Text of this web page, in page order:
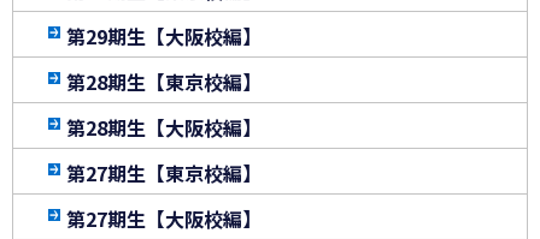
第29期生【大阪校編】
第28期生【東京校編】
第28期生【大阪校編】
第27期生【東京校編】
第27期生【大阪校編】